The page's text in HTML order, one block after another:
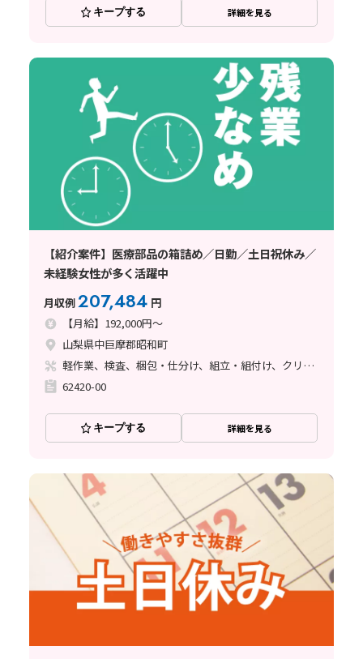
キープする 詳細を見る
【紹介案件】医療部品の箱詰め／日勤／土日祝休み／
未経験女性が多く活躍中
月収例207,484 円
【月給】192,000円～
山梨県中巨摩郡昭和町
軽作業、検査、梱包・仕分け、組立・組付け、クリーンルーム
62420-00
キープする 詳細を見る